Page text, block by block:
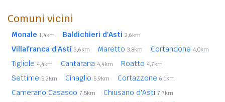
Comuni vicini
Monale 1,4km Baldichieri d'Asti 2,6km
Villafranca d'Asti 3,6km Maretto 3,8km Cortandone 4,0km
Tigliole 4,4km Cantarana 4,4km Roatto 4,7km
Settime 5,2km Cinaglio 5,9km Cortazzone 6,1km
Camerano Casasco 7,5km Chiusano d'Asti 7,7km